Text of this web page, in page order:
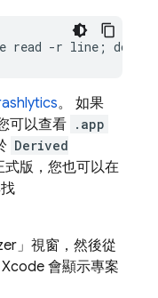
read -r line; do
。 如果
可以查看 .app
Derived
式版，您也可以在
」 視窗，然後從
會顯示專案